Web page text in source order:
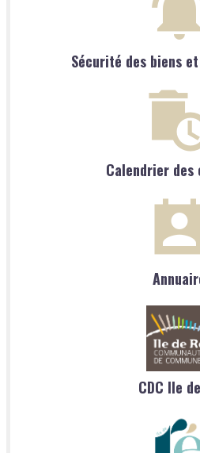
Sécurité des biens
Calendrier
CDC Ile